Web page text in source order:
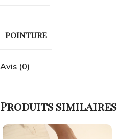
POINTURE
Avis (0)
Produits similaires